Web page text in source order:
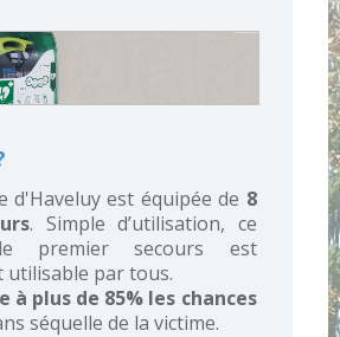
d'Haveluy est équipée de 8
. Simple d’utilisation, ce
premier secours est
utilisable par tous.
à plus de 85% les chances
séquelle de la victime.